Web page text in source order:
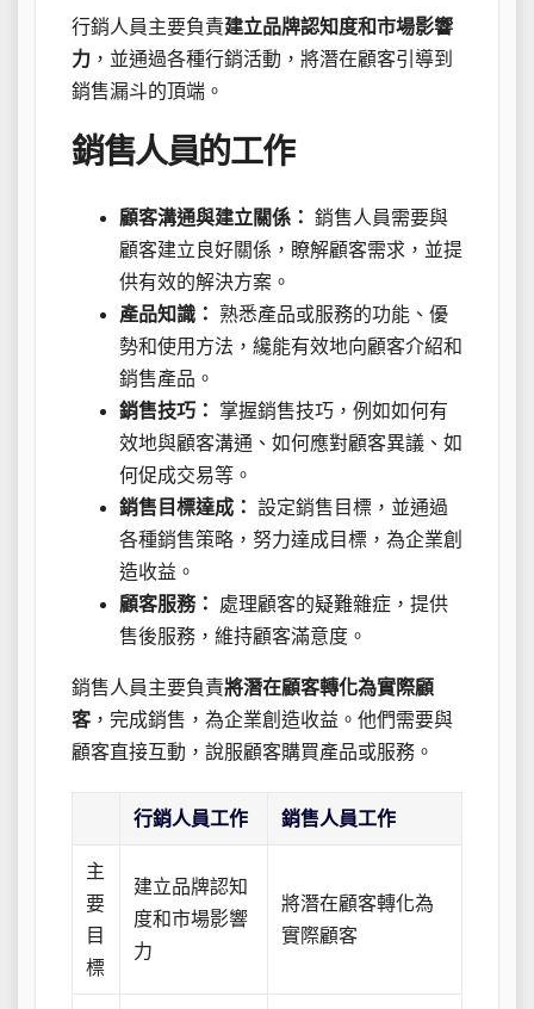
行銷人員主要負責建立品牌認知度和市場影響
力 ，並通過各種行銷活動，將潛在顧客引導到
銷售漏斗的頂端。
銷售人員的工作
顧客溝通與建立關係： 銷售人員需要與
顧客建立良好關係，瞭解顧客需求，並提
供有效的解決方案。
產品知識： 熟悉產品或服務的功能、優
勢和使用方法，纔能有效地向顧客介紹和
銷售產品。
銷售技巧：
掌握銷售技巧，例如如何有
效地與顧客溝通、如何應對顧客異議、如
何促成交易等。
銷售目標達成： 設定銷售目標，並通過
各種銷售策略，努力達成目標，為企業創
造收益。
顧客服務：
處理顧客的疑難雜症，提供
售後服務，維持顧客滿意度。
銷售人員主要負責將潛在顧客轉化為實際顧
客 ，完成銷售，為企業創造收益。他們需要與
顧客直接互動，說服顧客購買產品或服務。
行銷人員工作 銷售人員工作
主
要
目
標
建立品牌認知
度和市場影響
力
將潛在顧客轉化為
實際顧客